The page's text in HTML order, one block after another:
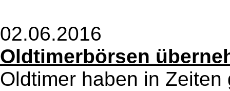
02.06.2016
Oldtimerbörsen
Oldtimer haben in